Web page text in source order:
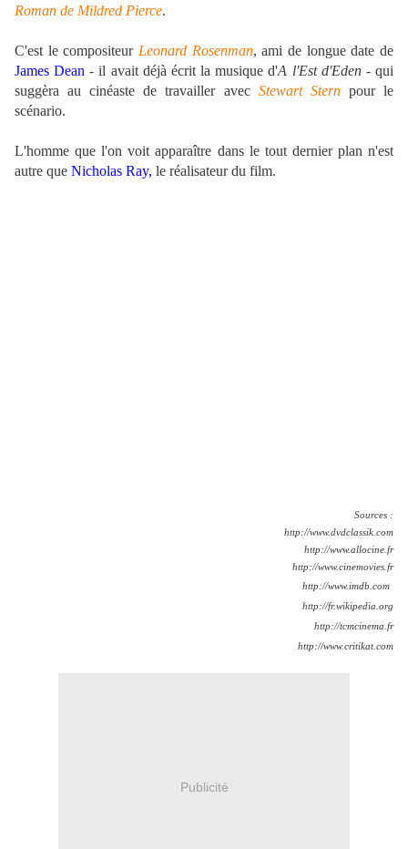
Roman de Mildred Pierce.
C'est le compositeur Leonard Rosenman, ami de longue date de
James Dean - il avait déjà écrit la musique d'A l'Est d'Eden- qui
suggèra au cinéaste de travailler avec Stewart Sternpour le
scénario.
L'homme que l'on voit apparaître dans le tout dernier plan n'est
autre que Nicholas Ray, le réalisateur du film.
Sources :
http://www.dvdclassik.com
http://www.allocine.fr
http://www.cinemovies.fr
http://www.imdb.com
http://fr.wikipedia.org
http://tcmcinema.fr
http://www.critikat.com
Publicité